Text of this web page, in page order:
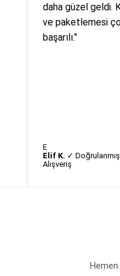
daha güzel geldi.
ve paketlemesi
başarılı."
E
Elif K. ✓ Doğrulanmış
Alışveriş